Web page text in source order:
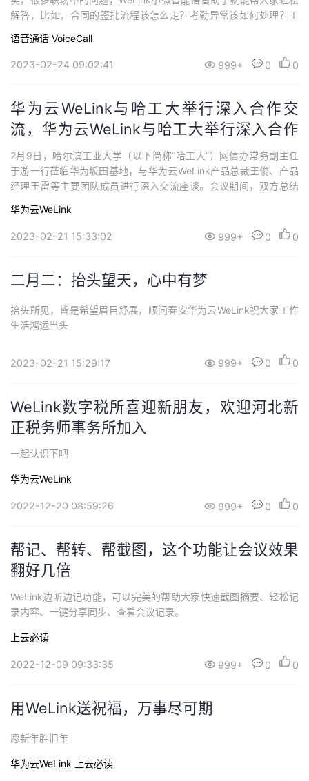
解答，比如，合同的签批流程该怎么走？考勤异常该如何处理？工
直接下拉消息页面，就可以呼出这位职场中的好帮手。TA除了能随
时随地解答你关于工作上的问题，还能帮助你完成各种各样的事
语音通话 VoiceCall
2023-02-24 09:02:41 999+ 0 0
华为云WeLink与哈工大举行深入合作交
流，华为云WeLink与哈工大举行深入合作
交流
2月9日，哈尔滨工业大学（以下简称“哈工大”）网信办常务副主任
于游一行莅临华为坂田基地，与华为云WeLink产品总裁王俊、产品
经理王雷等主要团队成员进行深入交流座谈。会议期间，双方总结
深入探讨。自2021年哈工大与华为公司开展WeLink项目合作以来，
取得了较好的成果。哈工大基于华为云WeLink的专属定制，构建了
华为云WeLink
2023-02-21 15:33:02 999+ 0 0
二月二：抬头望天，心中有梦
抬头所见，皆是希望眉目舒展，顺问春安华为云WeLink祝大家工作
生活鸿运当头
2023-02-21 15:29:17 999+ 0 0
WeLink数字税所喜迎新朋友，欢迎河北新
正税务师事务所加入
一起认识下吧
华为云WeLink
2022-12-20 08:59:26 999+ 0 0
帮记、帮转、帮截图，这个功能让会议效果
翻好几倍
WeLink边听边记功能，可以完美的帮助大家快速截图摘要、轻松记
录内容、一键分享同步、查看会议记录。
上云必读
2022-12-09 09:33:35 999+ 0 0
用WeLink送祝福，万事尽可期
愿新年胜旧年
华为云WeLink 上云必读